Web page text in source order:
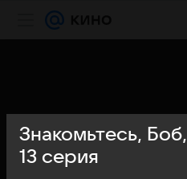
Знакомьтесь, Боб,
13 серия